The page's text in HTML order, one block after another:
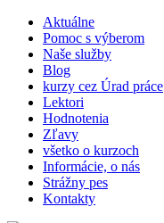
Aktuálne
Pomoc s výberom
Naše služby
Blog
kurzy cez Úrad práce
Lektori
Hodnotenia
Zľavy
všetko o kurzoch
Informácie, o nás
Strážny pes
Kontakty